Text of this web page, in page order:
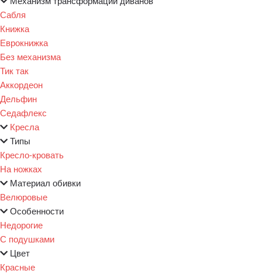
Сабля
Книжка
Еврокнижка
Без механизма
Тик так
Аккордеон
Дельфин
Седафлекс
Кресла
Типы
Кресло-кровать
На ножках
Материал обивки
Велюровые
Особенности
Недорогие
С подушками
Цвет
Красные